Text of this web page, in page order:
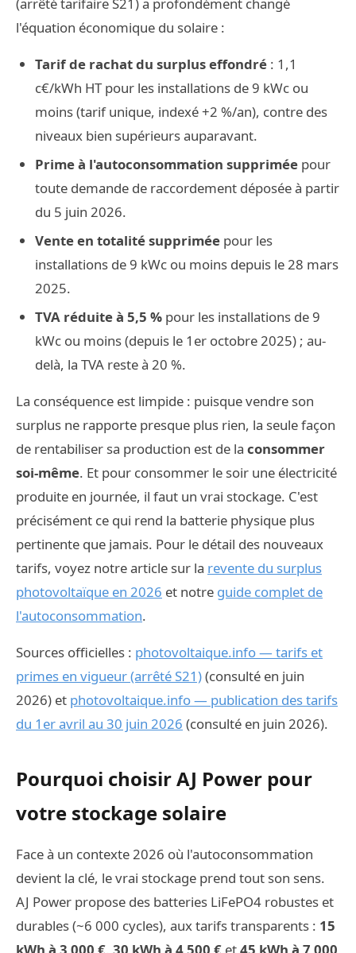
l'équation économique du solaire :
Tarif de rachat du surplus effondré : 1,1
c€/kWh HT pour les installations de 9 kWc ou
moins (tarif unique, indexé +2 %/an), contre des
niveaux bien supérieurs auparavant.
Prime à l'autoconsommation supprimée pour
toute demande de raccordement déposée à partir
du 5 juin 2026.
Vente en totalité supprimée pour les
installations de 9 kWc ou moins depuis le 28 mars
2025.
TVA réduite à 5,5 % pour les installations de 9
kWc ou moins (depuis le 1er octobre 2025) ; au-
delà, la TVA reste à 20 %.
La conséquence est limpide : puisque vendre son
surplus ne rapporte presque plus rien, la seule façon
de rentabiliser sa production est de la consommer
soi-même. Et pour consommer le soir une électricité
produite en journée, il faut un vrai stockage. C'est
précisément ce qui rend la batterie physique plus
pertinente que jamais. Pour le détail des nouveaux
tarifs, voyez notre article sur la revente du surplus
photovoltaïque en 2026 et notre guide complet de
l'autoconsommation.
Sources officielles : photovoltaique.info — tarifs et
primes en vigueur (arrêté S21)(consulté en juin
2026) et photovoltaique.info — publication des tarifs
du 1er avril au 30 juin 2026 (consulté en juin 2026).
Pourquoi choisir AJ Power pour
votre stockage solaire
Face à un contexte 2026 où l'autoconsommation
devient la clé, le vrai stockage prend tout son sens.
AJ Power propose des batteries LiFePO4 robustes et
durables (~6 000 cycles), aux tarifs transparents : 15